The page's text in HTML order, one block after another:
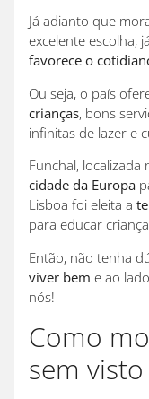
Já adianto que
excelente escolha,
favorece o
Ou seja, o país
crianças, bons
infinitas de lazer e
Funchal, localizada
cidade da Europa
Lisboa foi eleita a
para educar
Então, não tenha
viver bem e ao
nós!
Como
sem visto